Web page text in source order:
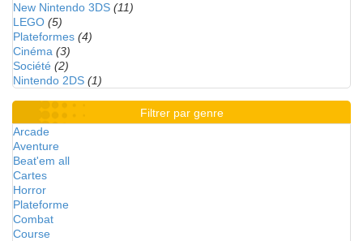
New Nintendo 3DS (11)
LEGO (5)
Plateformes (4)
Cinéma (3)
Société (2)
Nintendo 2DS (1)
Filtrer par genre
Arcade
Aventure
Beat'em all
Cartes
Horror
Plateforme
Combat
Course